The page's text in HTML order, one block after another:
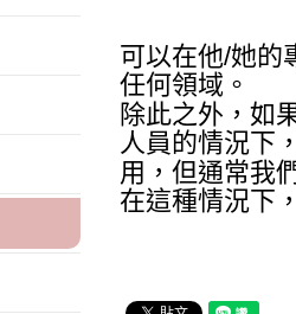
可以在他/她的
任何領域。
除此之外，如
人員的情況下
用，但通常我
在這種情況下